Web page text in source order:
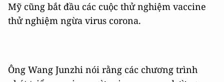
Mỹ cũng bắt đầu các cuộc thử nghiệm vaccine
thử nghiệm ngừa virus corona.
Ông Wang Junzhi nói rằng các chương trình